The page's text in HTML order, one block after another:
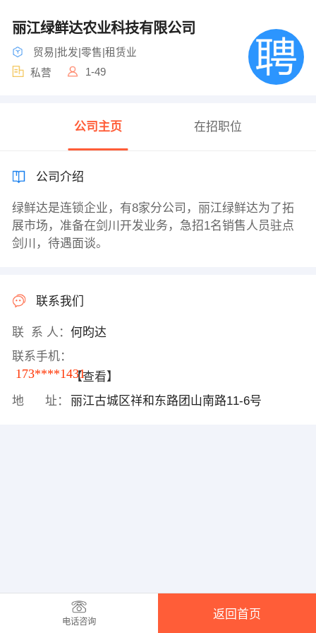
丽江绿鲜达农业科技有限公司
贸易|批发|零售|租赁业
私营
1-49
公司主页 在招职位
公司介绍
绿鲜达是连锁企业，有8家分公司，丽江绿鲜达为了拓
展市场，准备在剑川开发业务，急招1名销售人员驻点
剑川，待遇面谈。
联系我们
联 系 人： 何昀达
联系手机：
173****1431【查看】
地 址：
丽江古城区祥和东路团山南路11-6号
电话咨询
返回首页